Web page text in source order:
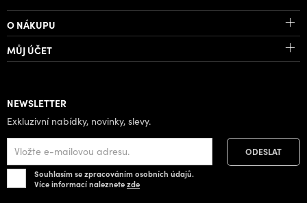
O NÁKUPU
MŮJ ÚČET
NEWSLETTER
Exkluzivní nabídky, novinky, slevy.
Souhlasím se zpracováním osobních údajů.
Více informací naleznetezde